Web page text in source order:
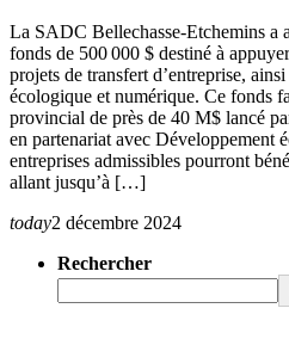
La SADC Bellechasse-Etchemins a
fonds de 500 000 $ destiné à
projets de transfert d’entreprise,
écologique et numérique. Ce fonds
provincial de près de 40 M$ lancé
en partenariat avec Développement
entreprises admissibles pourront
allant jusqu’à […]
today2 décembre 2024
Rechercher